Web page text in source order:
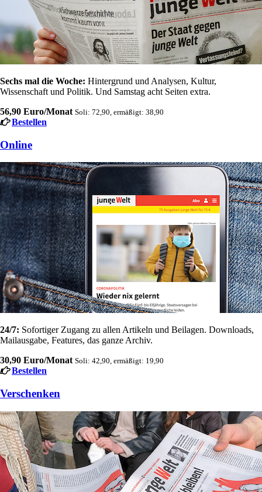
Sechs mal die Woche: Hintergrund und Analysen, Kultur,
Wissenschaft und Politik. Und Samstag acht Seiten extra.
56,90 Euro/Monat Soli: 72,90, ermäßigt: 38,90
Bestellen
Online
24/7: Sofortiger Zugang zu allen Artikeln und Beilagen. Downloads,
Mailausgabe, Features, das ganze Archiv.
30,90 Euro/Monat Soli: 42,90, ermäßigt: 19,90
Bestellen
Verschenken